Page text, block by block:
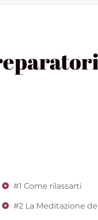
#1 Come rilassarti
#2 La Meditazione